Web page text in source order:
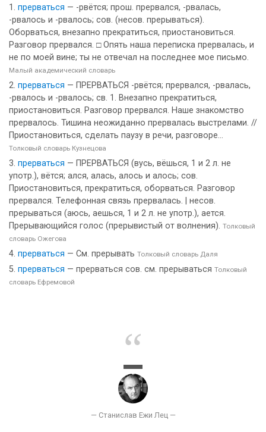
прерваться — -рвётся; прош. прервался, -рвалась,
-рвалось и -рвалось; сов. (несов. прерываться).
Оборваться, внезапно прекратиться, приостановиться.
Разговор прервался. □ Опять наша переписка прервалась, и
не по моей вине; ты не отвечал на последнее мое письмо.
Малый академический словарь
прерваться — ПРЕРВАТЬСЯ -рвётся; прервался, -рвалась,
-рвалось и -рвалось; св. 1. Внезапно прекратиться,
приостановиться. Разговор прервался. Наше знакомство
прервалось. Тишина неожиданно прервалась выстрелами. //
Приостановиться, сделать паузу в речи, разговоре...
Толковый словарь Кузнецова
прерваться — ПРЕРВАТЬСЯ (вусь, вёшься, 1 и 2 л. не
употр.), вётся; ался, алась, алось и алось; сов.
Приостановиться, прекратиться, оборваться. Разговор
прервался. Телефонная связь прервалась. | несов.
прерываться (аюсь, аешься, 1 и 2 л. не употр.), ается.
Прерывающийся голос (прерывистый от волнения). Толковый
словарь Ожегова
прерваться — См. прерывать Толковый словарь Даля
прерваться — прерваться сов. см. прерываться Толковый
словарь Ефремовой